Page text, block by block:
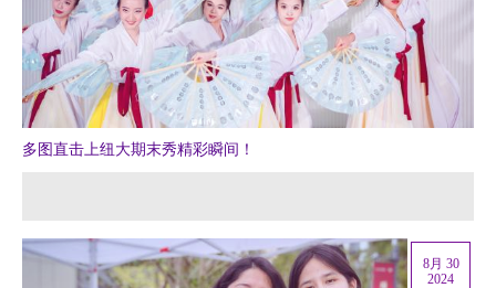
多图直击上纽大期末秀精彩瞬间！
8月 30
2024